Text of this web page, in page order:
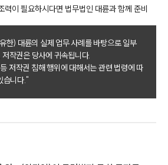
주요 업무사례
법률정보
법률지식인
고객후기
력이 필요하시다면 법무법인 대륜과 함께 준비
한) 대륜의 실제 업무 사례를 바탕으로 일부
작권은 당사에 귀속됩니다.
저작권 침해 행위에 대해서는 관련 법령에 따
습니다."